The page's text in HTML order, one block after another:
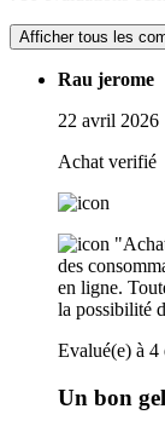
Afficher tous les
Rau jerome
22 avril 2026
Achat verifié
des
en ligne.
la possibilité
Evalué(e) à 4
Un bon